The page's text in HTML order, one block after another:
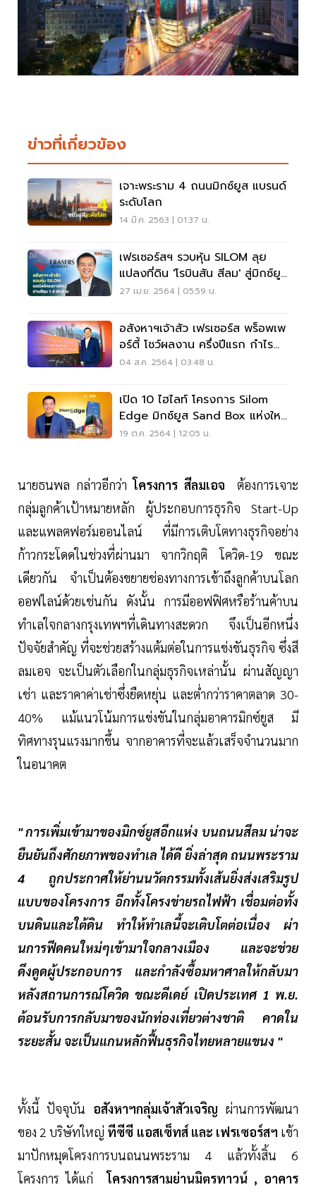
ข่าวที่เกี่ยวข้อง
เจาะพระราม 4 ถนนมิกซ์ยูส แบรนด์
ระดับโลก
14 มี.ค. 2563 | 01:37 น.
เฟรเซอร์สฯ รวบหุ้น SILOM ลุย
แปลงที่ดิน 'โรบินสัน สีลม' สู่มิกซ์ยูส
ใหญ่ 1.8 พันล้าน
27 เม.ย. 2564 | 05:59 น.
อสังหาฯเจ้าสัว เฟรเซอร์ส พร็อพเพ
อร์ตี้ โชว์ผลงาน ครึ่งปีแรก กำไร
969 ลบ.
04 ส.ค. 2564 | 03:48 น.
เปิด 10 ไฮไลท์ โครงการ Silom
Edge มิกซ์ยูส Sand Box แห่งใหม่
ใจกลางเมือง
19 ต.ค. 2564 | 12:05 น.
นายธนพล กล่าวอีกว่าโครงการ สีลมเอจ ต้องการเจาะ
กลุ่มลูกค้าเป้าหมายหลัก ผู้ประกอบการธุรกิจ Start-Up
และแพลตฟอร์มออนไลน์ ที่มีการเติบโตทางธุรกิจอย่าง
ก้าวกระโดดในช่วงที่ผ่านมา จากวิกฤติ โควิด-19 ขณะ
เดียวกัน จำเป็นต้องขยายช่องทางการเข้าถึงลูกค้าบนโลก
ออฟไลน์ด้วยเช่นกัน ดังนั้น การมีออฟฟิศหรือร้านค้าบน
ทำเลใจกลางกรุงเทพฯที่เดินทางสะดวก จึงเป็นอีกหนึ่ง
ปัจจัยสำคัญ ที่จะช่วยสร้างแต้มต่อในการแข่งขันธุรกิจ ซึ่งสี
ลมเอจ จะเป็นตัวเลือกในกลุ่มธุรกิจเหล่านั้น ผ่านสัญญา
เช่า และราคาค่าเช่าซึ่งยืดหยุ่น และต่ำกว่าราคาตลาด 30-
40% แม้แนวโน้มการแข่งขันในกลุ่มอาคารมิกซ์ยูส มี
ทิศทางรุนแรงมากขึ้น จากอาคารที่จะแล้วเสร็จจำนวนมาก
ในอนาคต
" การเพิ่มเข้ามาของมิกซ์ยูสอีกแห่ง บนถนนสีลม น่าจะ
ยืนยันถึงศักยภาพของทำเล ได้ดี ยิ่งล่าสุด ถนนพระราม
4 ถูกประกาศให้ย่านนวัตกรรมทั้งเส้นยิ่งส่งเสริมรูป
แบบของโครงการ อีกทั้งโครงข่ายรถไฟฟ้า เชื่อมต่อทั้ง
บนดินและใต้ดิน ทำให้ทำเลนี้จะเติบโตต่อเนื่อง ผ่า
นการฟีดคนใหม่ๆเข้ามาใจกลางเมือง และจะช่วย
ดึงดูดผู้ประกอบการ และกำลังซื้อมหาศาลให้กลับมา
หลังสถานการณ์โควิด ขณะดีเดย์ เปิดประเทศ 1 พ.ย.
ต้อนรับการกลับมาของนักท่องเที่ยวต่างชาติ คาดใน
ระยะสั้น จะเป็นแกนหลักฟื้นธุรกิจไทยหลายแขนง "
ทั้งนี้ ปัจจุบัน อสังหาฯกลุ่มเจ้าสัวเจริญ ผ่านการพัฒนา
ของ 2 บริษัทใหญ่ ทีซีซี แอสเซ็ทส์ และ เฟรเซอร์สฯ เข้า
มาปักหมุดโครงการบนถนนพระราม 4 แล้วทั้งสิ้น 6
โครงการ ได้แก่
โครงการสามย่านมิตรทาวน์ , อาคาร